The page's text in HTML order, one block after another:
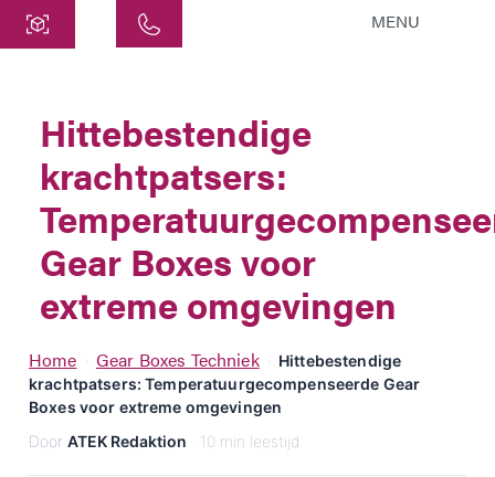
Siemensstraat 47
25462 Rellingen
info@atek.de
+49 4101 7953-0
Chat openen
Naam
Bedrijfsnaam
MENU
Hittebestendige
krachtpatsers:
Gear Boxes voor
extreme omgevingen
Home Gear Boxes Techniek
Hittebestendige
krachtpatsers: Temperatuurgecompenseerde Gear
Boxes voor extreme omgevingen
Door ATEK Redaktion · 10 min leestijd